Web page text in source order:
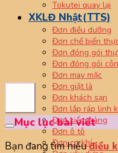
Tokutei quay lại
XKLĐ Nhật(TTS)
Đơn điều dưỡng
Đơn chế biến
Đơn đóng gói
Đơn đóng gói
Đơn may mặc
Đơn giặt là
Đơn khách sạn
Đơn lắp ráp linh
Đơn kiểm hàng
Đơn ô tô
Đơn cơ khí
Mục lục bài viết
Bạn đang tìm hiểuđiều